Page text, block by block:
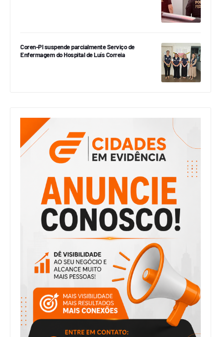
Coren-PI suspende parcialmente Serviço de
Enfermagem do Hospital de Luís Correia